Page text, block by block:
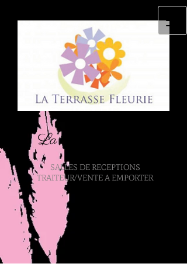
La Terrasse Fleurie
SALLES DE RECEPTIONS
TRAITEUR/VENTE A EMPORTER